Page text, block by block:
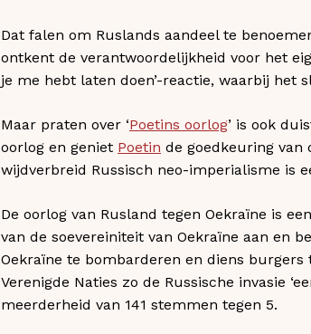
Dat falen om Ruslands aandeel te
ontkent de verantwoordelijkheid voor het
je me hebt laten doen’-reactie, waarbij het
Maar praten over ‘Poetins oorlog’ is ook
oorlog en geniet Poetin de goedkeuring van
wijdverbreid Russisch neo-imperialisme is
De oorlog van Rusland tegen Oekraïne is
van de soevereiniteit van Oekraïne aan en
Oekraïne te bombarderen en diens burgers
Verenigde Naties zo de Russische invasie
meerderheid van 141 stemmen tegen 5.